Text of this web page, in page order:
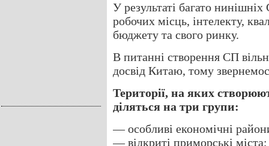
У результаті багато
робочих місць, інтелекту,
бюджету та свого ринку.
В питанні створення СП
досвід Китаю, тому
Території, на яких
діляться на три групи:
— особливі економічні
— відкриті приморські міста;